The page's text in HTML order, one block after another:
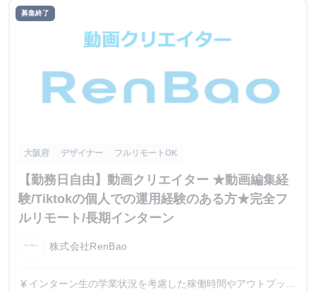
募集終了
大阪府 デザイナー フルリモートOK
【勤務日自由】動画クリエイター ★動画編集経
験/Tiktokの個人での運用経験のある方★完全フ
ルリモート/長期インターン
株式会社RenBao
currency_yen インターン生の学業状況を考慮した稼働時間やアウトプット